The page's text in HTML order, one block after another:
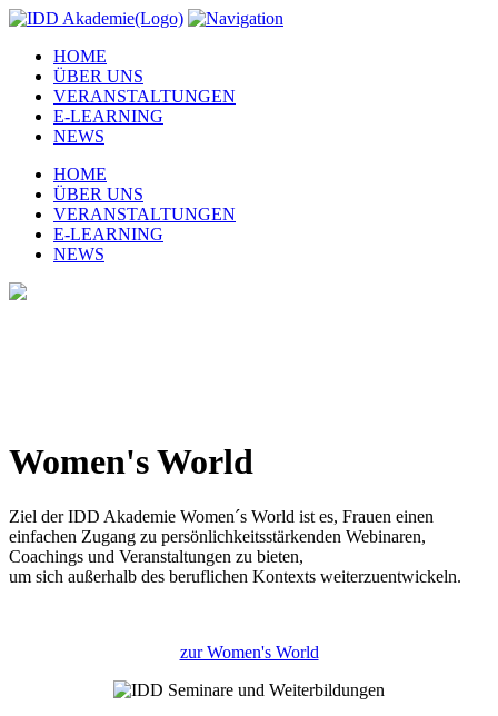
HOME
ÜBER UNS
VERANSTALTUNGEN
E-LEARNING
NEWS
HOME
ÜBER UNS
VERANSTALTUNGEN
E-LEARNING
NEWS
Women's World
Ziel der IDD Akademie Women´s World ist es, Frauen einen
einfachen Zugang zu persönlichkeitsstärkenden Webinaren,
Coachings und Veranstaltungen zu bieten,
um sich außerhalb des beruflichen Kontexts weiterzuentwickeln.
zur Women's World